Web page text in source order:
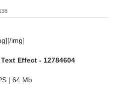
img]
Effect - 12784604
| 64 Mb